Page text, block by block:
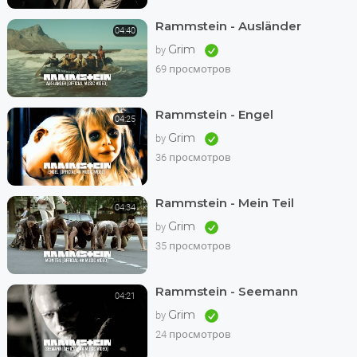
04:40 Rammstein - Ausländer
by Grim
69 просмотров
04:25 Rammstein - Engel
by Grim
36 просмотров
04:34 Rammstein - Mein Teil
by Grim
35 просмотров
04:21 Rammstein - Seemann
by Grim
24 просмотров